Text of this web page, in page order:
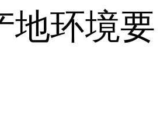
地环境要